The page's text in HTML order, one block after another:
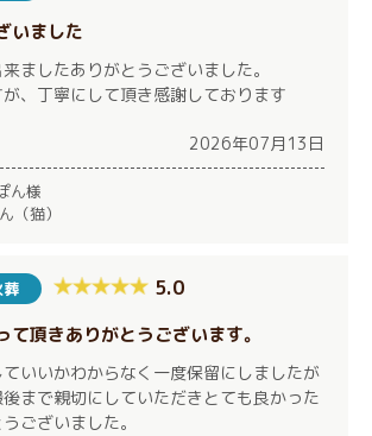
いました
ましたありがとうございました。
、丁寧にして頂き感謝しております
2026年07月13日
ん様
猫）
5.0
て頂きありがとうございます。
いいかわからなく一度保留にしましたが
まで親切にしていただきとても良かった
ございました。